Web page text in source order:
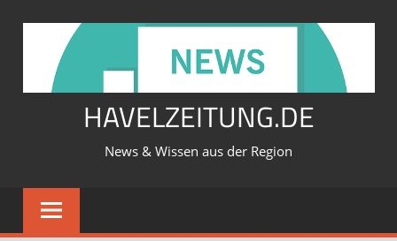
springen
HAVELZEITUNG.DE
News & Wissen aus der Region